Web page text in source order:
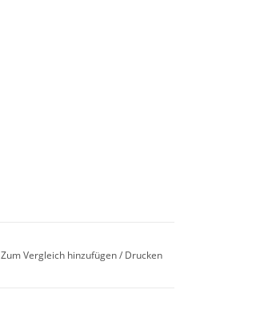
Zum Vergleich hinzufügen/ Drucken